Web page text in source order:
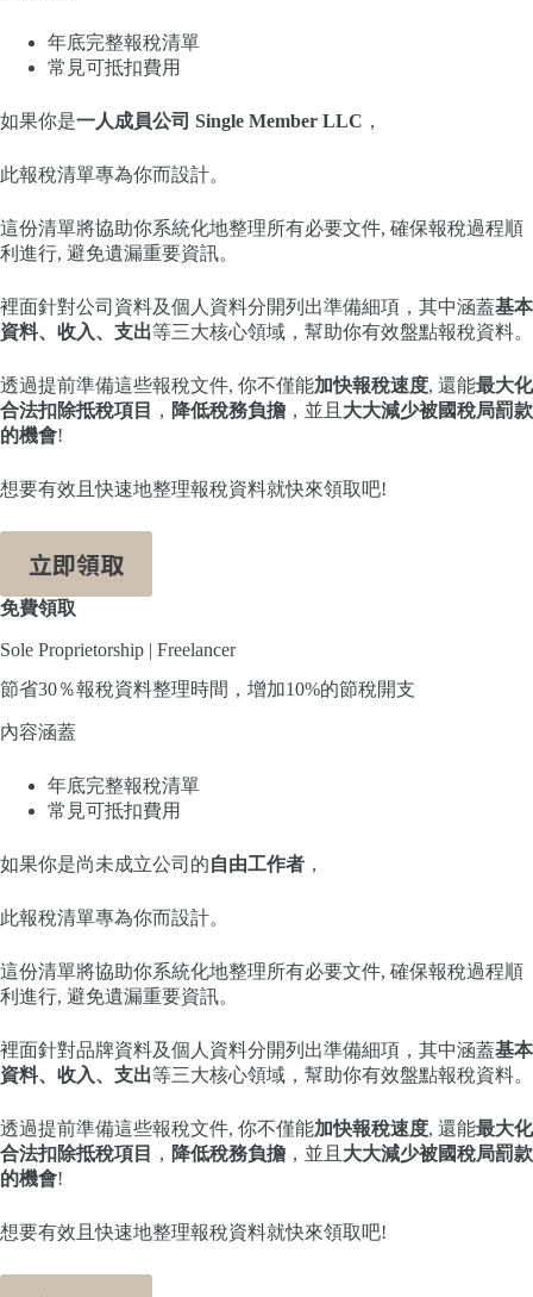
年底完整報稅清單
常見可抵扣費用
如果你是一人成員公司 Single Member LLC ，
此報稅清單專為你而設計。
這份清單將協助你系統化地整理所有必要文件, 確保報稅過程順
利進行, 避免遺漏重要資訊。
裡面針對公司資料及個人資料分開列出準備細項，其中涵蓋基本
資料、收入、支出等三大核心領域，幫助你有效盤點報稅資料。
透過提前準備這些報稅文件, 你不僅能加快報稅速度, 還能最大化
合法扣除抵稅項目
， 降低稅務負擔 ，並且 大大減少被國稅局罰款
的機會!
想要有效且快速地整理報稅資料就快來領取吧!
立即領取
免費領取
Sole Proprietorship | Freelancer
節省30％報稅資料整理時間，增加10%的節稅開支
內容涵蓋
年底完整報稅清單
常見可抵扣費用
如果你是尚未成立公司的自由工作者 ，
此報稅清單專為你而設計。
這份清單將協助你系統化地整理所有必要文件, 確保報稅過程順
利進行, 避免遺漏重要資訊。
裡面針對品牌資料及個人資料分開列出準備細項，其中涵蓋基本
資料、收入、支出等三大核心領域，幫助你有效盤點報稅資料。
透過提前準備這些報稅文件, 你不僅能加快報稅速度, 還能最大化
合法扣除抵稅項目
， 降低稅務負擔 ，並且 大大減少被國稅局罰款
的機會!
想要有效且快速地整理報稅資料就快來領取吧!